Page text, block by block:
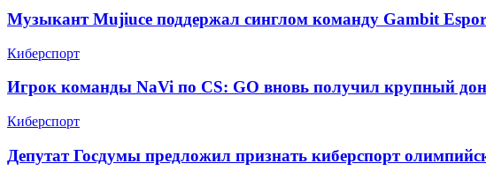
Музыкант Mujiuce поддержал синглом команду Gambit
Киберспорт
Игрок команды NaVi по CS: GO вновь получил крупный
Киберспорт
Депутат Госдумы предложил признать киберспорт